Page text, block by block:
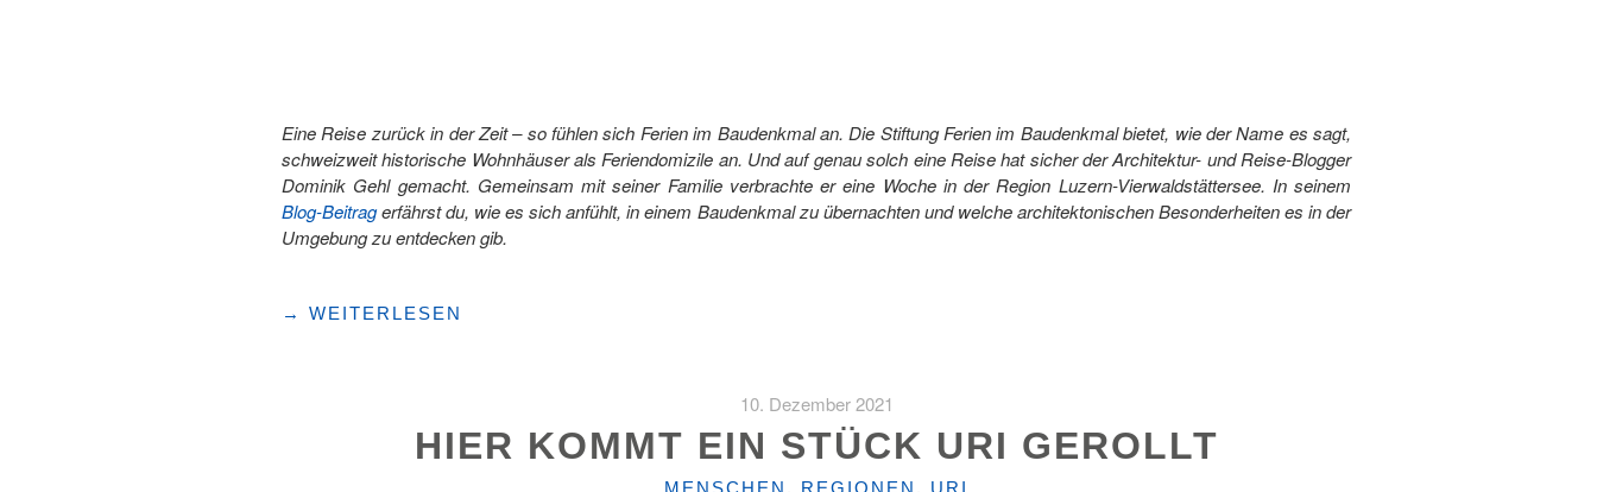
Eine Reise zurück in der Zeit – so fühlen sich Ferien im Baudenkmal an. Die Stiftung Ferien im Baudenkmal bietet, wie der Name es sagt,
schweizweit historische Wohnhäuser als Feriendomizile an. Und auf genau solch eine Reise hat sicher der Architektur- und Reise-Blogger
Dominik Gehl gemacht. Gemeinsam mit seiner Familie verbrachte er eine Woche in der Region Luzern-Vierwaldstättersee. In seinem
Blog-Beitragerfährst du, wie es sich anfühlt, in einem Baudenkmal zu übernachten und welche architektonischen Besonderheiten es in der
Umgebung zu entdecken gib.
"ZEITREISEN
→ WEITERLESEN
10. Dezember 2021
HIER KOMMT EIN STÜCK URI GEROLLT
KATEGORIEN
MENSCHEN , REGIONEN , URI